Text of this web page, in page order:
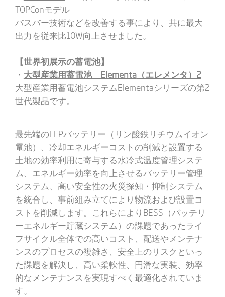
TOPConモデル
バスバー技術などを改善する事により、共に最大
出力を従来比10W向上させました。
【世界初展示の蓄電池】
・ 大型産業用蓄電池 Elementa（エレメンタ） 2
大型産業用蓄電池システムElementaシリーズの第2
世代製品です。
最先端のLFPバッテリー（リン酸鉄リチウムイオン
電池）、冷却エネルギーコストの削減と設置する
土地の効率利用に寄与する水冷式温度管理システ
ム、エネルギー効率を向上させるバッテリー管理
システム、高い安全性の火災探知・抑制システム
を統合し、事前組み立てにより物流および設置コ
ストを削減します。これらによりBESS（バッテリ
ーエネルギー貯蔵システム）の課題であったライ
フサイクル全体での高いコスト、配送やメンテナ
ンスのプロセスの複雑さ、安全上のリスクといっ
た課題を解決し、高い柔軟性、円滑な実装、効率
的なメンテナンスを実現すべく最適化されていま
す。